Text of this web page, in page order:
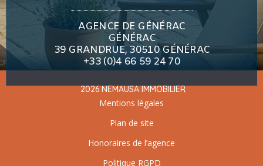
AGENCE DE GÉNÉRAC
GÉNÉRAC
39 GRANDRUE, 30510 GÉNÉRAC
+33 (0)4 66 59 24 70
2026 NEMAUSA IMMOBILIER
Mentions légales
Plan de site
Honoraires de l’agence
Politique RGPD